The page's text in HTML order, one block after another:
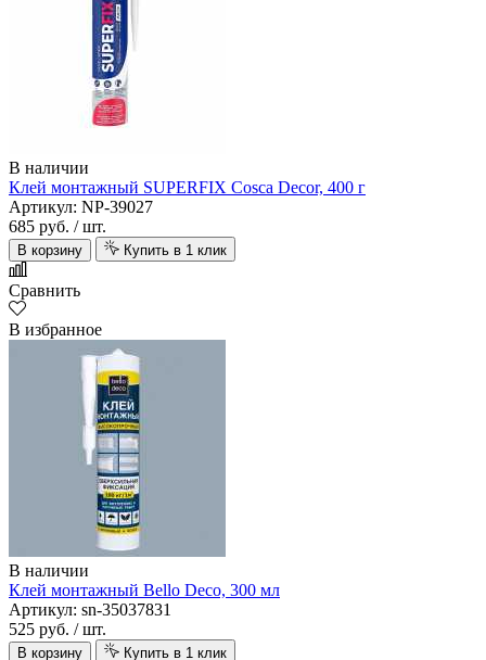
В наличии
Клей монтажный SUPERFIX Cosca Decor, 400 г
Артикул: NP-39027
685 руб. / шт.
В корзину Купить в 1 клик
Сравнить
В избранное
В наличии
Клей монтажный Bello Deco, 300 мл
Артикул: sn-35037831
525 руб. / шт.
В корзину Купить в 1 клик